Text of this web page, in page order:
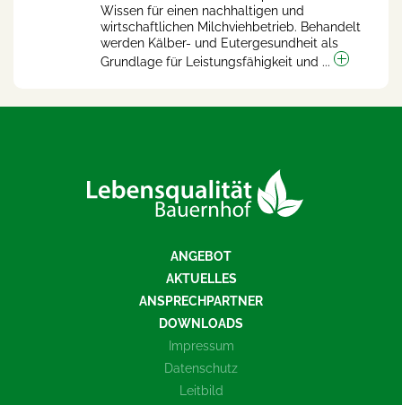
Wissen für einen nachhaltigen und
wirtschaftlichen Milchviehbetrieb. Behandelt
werden Kälber- und Eutergesundheit als
Grundlage für Leistungsfähigkeit und ...
ANGEBOT
AKTUELLES
ANSPRECHPARTNER
DOWNLOADS
Impressum
Datenschutz
Leitbild